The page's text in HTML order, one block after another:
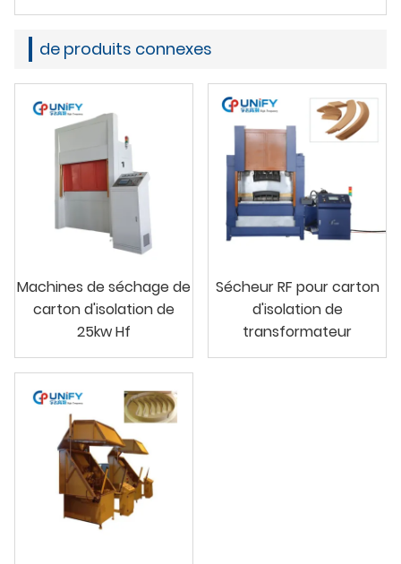
de produits connexes
Machines de séchage de
carton d'isolation de
25kw Hf
Sécheur RF pour carton
d'isolation de
transformateur